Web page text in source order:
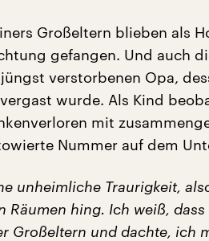
Großeltern blieben als
gefangen. Und auch
verstorbenen Opa,
wurde. Als Kind
mit
Nummer auf dem
unheimliche Traurigkeit,
Räumen hing. Ich weiß,
Großeltern und dachte, ich